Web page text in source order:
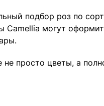
подбор роз по
могут
не просто цветы, а